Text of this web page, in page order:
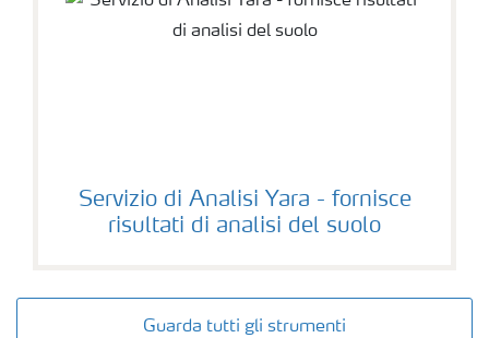
Servizio di Analisi Yara - fornisce
risultati di analisi del suolo
Guarda tutti gli strumenti